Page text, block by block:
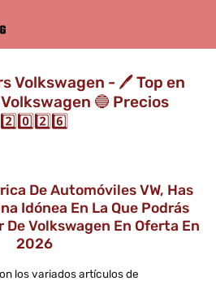
Volkswagen - 🖊️ Top en
🔵 Precios
2️⃣0️⃣2️⃣6️⃣
De Automóviles VW, Has
Idónea En La Que Podrás
Volkswagen En Oferta En
2026
los variados artículos de